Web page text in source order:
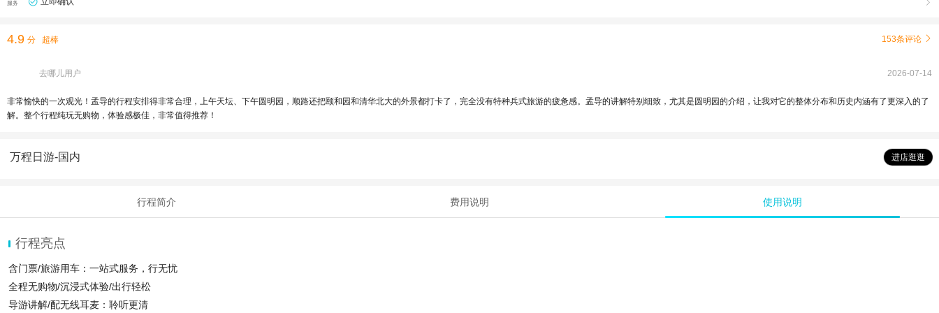
服务 
4.9 分 超棒 153条评论 
去哪儿用户 2026-07-14
非常愉快的一次观光！孟导的行程安排得非常合理，上午天坛、下午圆明园，顺路还把颐和园和清华北大的外景都打卡了，完全没有特种兵式旅游的疲惫感。孟导的讲解特别细致，尤其是圆明园的介绍，让我对它的整体分布和历史内涵有了更深入的了
解。整个行程纯玩无购物，体验感极佳，非常值得推荐！
万程日游-国内 进店逛逛
行程简介 费用说明 使用说明
行程亮点
含门票/旅游用车：一站式服务，行无忧
全程无购物/沉浸式体验/出行轻松
导游讲解/配无线耳麦：聆听更清